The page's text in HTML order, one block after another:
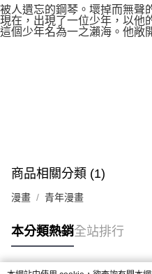
「AFTEE先享後付」，若未經同意
任。
４．使用「AFTEE先享後付」時，
５．嚴禁一人註冊多個帳號或使用
恩沛科技股份有限公司將有權停止
宅配
每筆NT$100，滿NT$800(含以
被人遺忘的鋼琴。壞掉而無聲
現在，出現了一位少年，以他
這個少年名為一之瀨海。他敞
商品相關分類 (1)
漫畫 青年漫畫
本分類熱銷全站排行